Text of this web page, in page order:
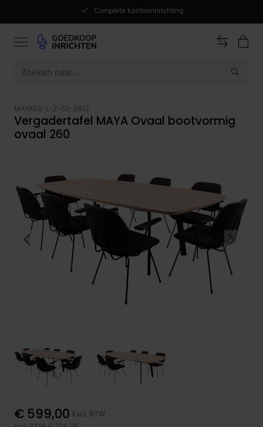
Complete kantoorinrichting
MAYA08-L-Z-SE-2612
Vergadertafel MAYA Ovaal bootvormig
ovaal 260
€ 599,00 Excl. BTW